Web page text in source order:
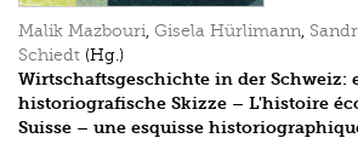
Malik Mazbouri, Gisela Hürlimann,
Schiedt (Hg.)
Wirtschaftsgeschichte in der Schweiz:
historiografische Skizze – L'histoire
Suisse – une esquisse